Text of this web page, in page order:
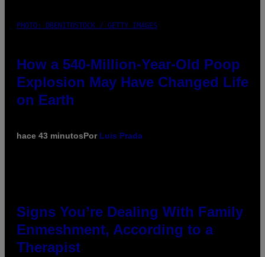
PHOTO: DBENITOSTOCK / GETTY IMAGES
How a 540-Million-Year-Old Poop
Explosion May Have Changed Life
on Earth
hace 43 minutosPor Luis Prada
Signs You’re Dealing With Family
Enmeshment, According to a
Therapist